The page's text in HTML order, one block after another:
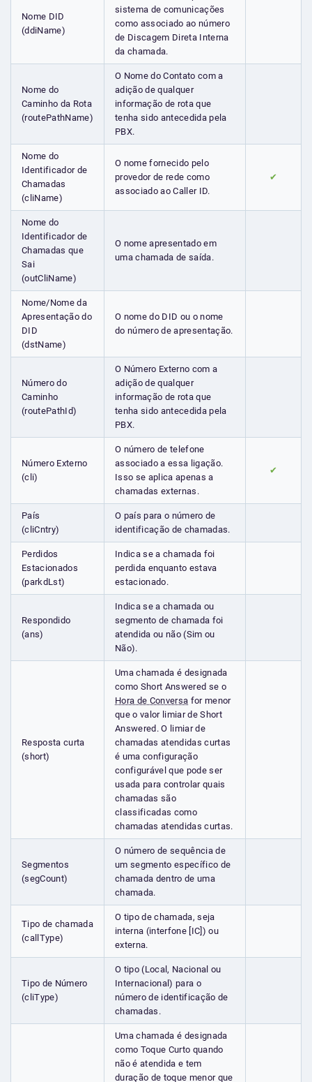
Nome DID
(ddiName)
sistema de comunicações
como associado ao número
de Discagem Direta Interna
da chamada.
Nome do
Caminho da Rota
(routePathName)
O Nome do Contato com a
adição de qualquer
informação de rota que
tenha sido antecedida pela
PBX.
Nome do
Identificador de
Chamadas
(cliName)
O nome fornecido pelo
provedor de rede como
associado ao Caller ID.
✔
Nome do
Identificador de
Chamadas que
Sai
(outCliName)
O nome apresentado em
uma chamada de saída.
Nome/Nome da
Apresentação do
DID
(dstName)
O nome do DID ou o nome
do número de apresentação.
Número do
Caminho
(routePathId)
O Número Externo com a
adição de qualquer
informação de rota que
tenha sido antecedida pela
PBX.
Número Externo
(cli)
O número de telefone
associado a essa ligação.
Isso se aplica apenas a
chamadas externas.
✔
País
(cliCntry)
O país para o número de
identificação de chamadas.
Perdidos
Estacionados
(parkdLst)
Indica se a chamada foi
perdida enquanto estava
estacionado.
Respondido
(ans)
Indica se a chamada ou
segmento de chamada foi
atendida ou não (Sim ou
Não).
Resposta curta
(short)
Uma chamada é designada
como Short Answered se o
Hora de Conversa for menor
que o valor limiar de Short
Answered. O limiar de
chamadas atendidas curtas
é uma configuração
configurável que pode ser
usada para controlar quais
chamadas são
classificadas como
chamadas atendidas curtas.
Segmentos
(segCount)
O número de sequência de
um segmento específico de
chamada dentro de uma
chamada.
Tipo de chamada
(callType)
O tipo de chamada, seja
interna (interfone [IC]) ou
externa.
Tipo de Número
(cliType)
O tipo (Local, Nacional ou
Internacional) para o
número de identificação de
chamadas.
Uma chamada é designada
como Toque Curto quando
não é atendida e tem
duração de toque menor que